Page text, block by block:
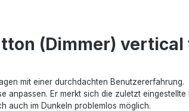
(Dimmer) vertical
mit einer durchdachten Benutzererfahrung.
anpassen. Er merkt sich die zuletzt
auch im Dunkeln problemlos möglich.